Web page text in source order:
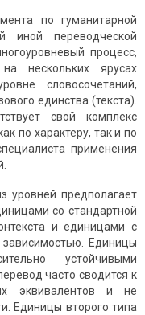
по гуманитарной
иной переводческой
процесс,
нескольких ярусах
словосочетаний,
единства (текста).
свой комплекс
по характеру, так и по
применения
уровней предполагает
со стандартной
и единицами с
зависимостью. Единицы
устойчивыми
часто сводится к
эквивалентов и не
Единицы второго типа